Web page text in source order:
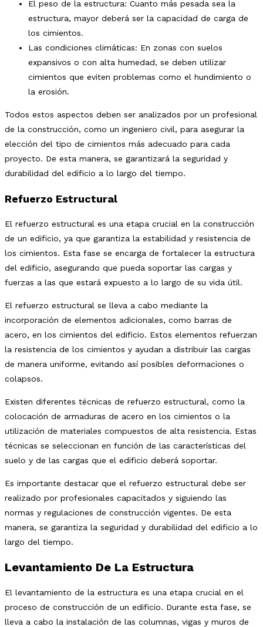
El peso de la estructura: Cuanto más pesada sea la
estructura, mayor deberá ser la capacidad de carga de
los cimientos.
Las condiciones climáticas: En zonas con suelos
expansivos o con alta humedad, se deben utilizar
cimientos que eviten problemas como el hundimiento o
la erosión.
Todos estos aspectos deben ser analizados por un profesional
de la construcción, como un ingeniero civil, para asegurar la
elección del tipo de cimientos más adecuado para cada
proyecto. De esta manera, se garantizará la seguridad y
durabilidad del edificio a lo largo del tiempo.
Refuerzo Estructural
El refuerzo estructural es una etapa crucial en la construcción
de un edificio, ya que garantiza la estabilidad y resistencia de
los cimientos. Esta fase se encarga de fortalecer la estructura
del edificio, asegurando que pueda soportar las cargas y
fuerzas a las que estará expuesto a lo largo de su vida útil.
El refuerzo estructural se lleva a cabo mediante la
incorporación de elementos adicionales, como barras de
acero, en los cimientos del edificio. Estos elementos refuerzan
la resistencia de los cimientos y ayudan a distribuir las cargas
de manera uniforme, evitando así posibles deformaciones o
colapsos.
Existen diferentes técnicas de refuerzo estructural, como la
colocación de armaduras de acero en los cimientos o la
utilización de materiales compuestos de alta resistencia. Estas
técnicas se seleccionan en función de las características del
suelo y de las cargas que el edificio deberá soportar.
Es importante destacar que el refuerzo estructural debe ser
realizado por profesionales capacitados y siguiendo las
normas y regulaciones de construcción vigentes. De esta
manera, se garantiza la seguridad y durabilidad del edificio a lo
largo del tiempo.
Levantamiento De La Estructura
El levantamiento de la estructura es una etapa crucial en el
proceso de construcción de un edificio. Durante esta fase, se
lleva a cabo la instalación de las columnas, vigas y muros de